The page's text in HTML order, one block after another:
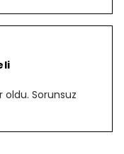
Sorunsuz